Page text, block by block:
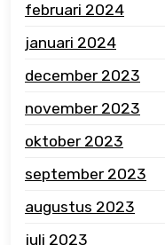
februari 2024
januari 2024
december 2023
november 2023
oktober 2023
september 2023
augustus 2023
juli 2023